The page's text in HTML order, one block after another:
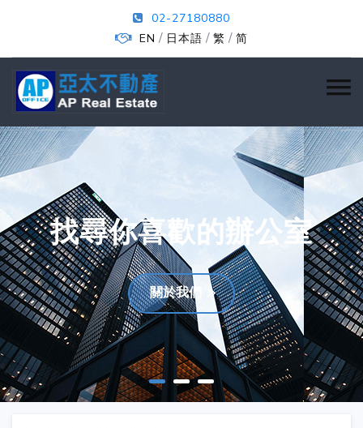
02-27180880
EN / 日本語 / 繁 / 简
找尋你喜歡的辦公室
關於我們